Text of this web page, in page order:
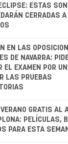
ESTAS
CERRADAS
EN LAS
DE NAVARRA:
EL EXAMEN POR
LAS PRUEBAS
GRATIS AL
PELÍCULAS,
PARA ESTA